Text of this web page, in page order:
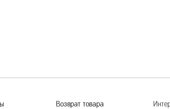
Возврат товара